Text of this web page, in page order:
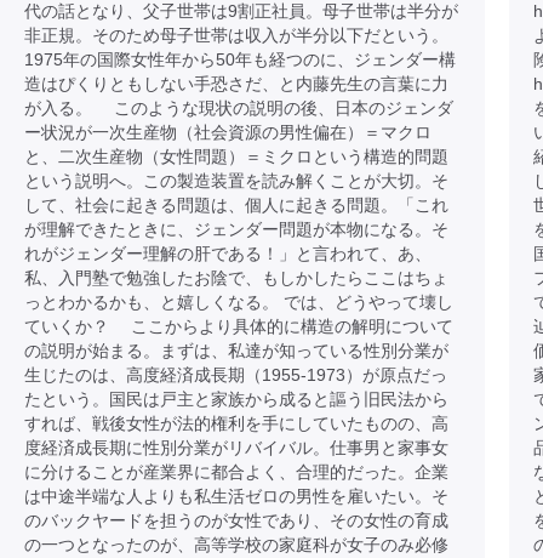
代の話となり、父子世帯は9割正社員。母子世帯は半分が
非正規。そのため母子世帯は収入が半分以下だという。
1975年の国際女性年から50年も経つのに、ジェンダー構
造はぴくりともしない手恐さだ、と内藤先生の言葉に力
が入る。 このような現状の説明の後、日本のジェンダ
ー状況が一次生産物（社会資源の男性偏在）＝マクロ
と、二次生産物（女性問題）＝ミクロという構造的問題
という説明へ。この製造装置を読み解くことが大切。そ
して、社会に起きる問題は、個人に起きる問題。「これ
が理解できたときに、ジェンダー問題が本物になる。そ
れがジェンダー理解の肝である！」と言われて、あ、
私、入門塾で勉強したお陰で、もしかしたらここはちょ
っとわかるかも、と嬉しくなる。 では、どうやって壊し
ていくか？ ここからより具体的に構造の解明について
の説明が始まる。まずは、私達が知っている性別分業が
生じたのは、高度経済成長期（1955-1973）が原点だっ
たという。国民は戸主と家族から成ると謳う旧民法から
すれば、戦後女性が法的権利を手にしていたものの、高
度経済成長期に性別分業がリバイバル。仕事男と家事女
に分けることが産業界に都合よく、合理的だった。企業
は中途半端な人よりも私生活ゼロの男性を雇いたい。そ
のバックヤードを担うのが女性であり、その女性の育成
の一つとなったのが、高等学校の家庭科が女子のみ必修